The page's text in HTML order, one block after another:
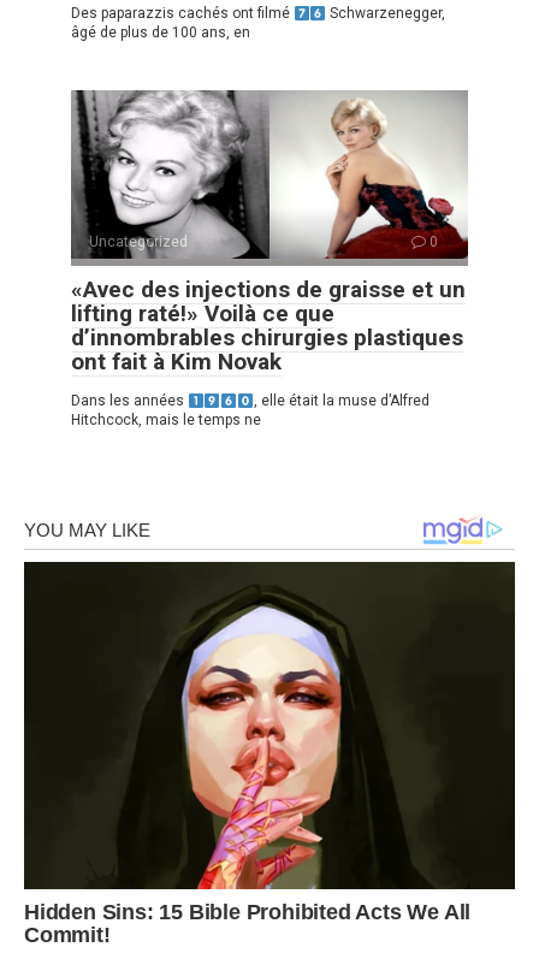
Des paparazzis cachés ont filmé
Schwarzenegger,
âgé de plus de 100 ans, en
Uncategorized 0
«Avec des injections de graisse et un
lifting raté!» Voilà ce que
d’innombrables chirurgies plastiques
ont fait à Kim Novak
Dans les années
, elle était la muse d’Alfred
Hitchcock, mais le temps ne